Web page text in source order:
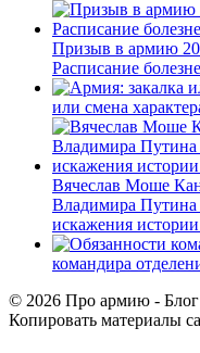
Призыв в армию
Расписание
или смена
Вячеслав Моше
Владимира Путина
искажения
командира
© 2026 Про армию -
Копировать материалы